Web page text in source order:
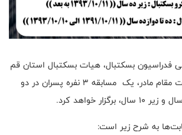
فدراسیون بسکتبال، هیات بسکتبال استان قم
به مناسبت گرامیداشت مقام مادر، یک مسابقه ۳ نفره پسران در دو
به شرح زیر است: